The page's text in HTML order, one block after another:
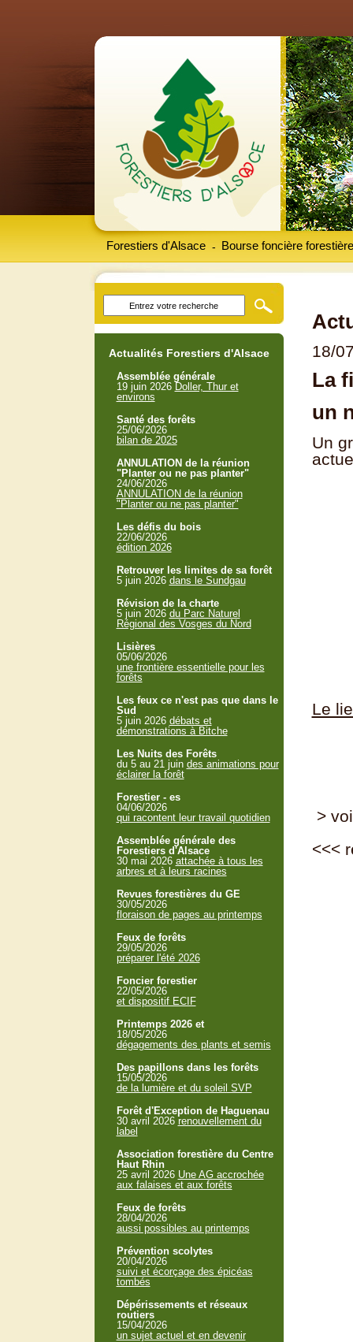
Forestiers d'Alsace Bourse foncière forestière
-
18/
La
un
Un
Le
>
<<<
Actualités Forestiers d'Alsace
Assemblée générale
19 juin 2026 Doller, Thur et
environs
Santé des forêts
25/06/2026
bilan de 2025
ANNULATION de la réunion
"Planter ou ne pas planter"
24/06/2026
ANNULATION de la réunion
"Planter ou ne pas planter"
Les défis du bois
22/06/2026
édition 2026
Retrouver les limites de sa forêt
5 juin 2026 dans le Sundgau
Révision de la charte
5 juin 2026 du Parc Naturel
Régional des Vosges du Nord
Lisières
05/06/2026
une frontière essentielle pour les
forêts
Les feux ce n'est pas que dans le
Sud
5 juin 2026 débats et
démonstrations à Bitche
Les Nuits des Forêts
du 5 au 21 juin des animations pour
éclairer la forêt
Forestier - es
04/06/2026
qui racontent leur travail quotidien
Assemblée générale des
Forestiers d'Alsace
30 mai 2026 attachée à tous les
arbres et à leurs racines
Revues forestières du GE
30/05/2026
floraison de pages au printemps
Feux de forêts
29/05/2026
préparer l'été 2026
Foncier forestier
22/05/2026
et dispositif ECIF
Printemps 2026 et
18/05/2026
dégagements des plants et semis
Des papillons dans les forêts
15/05/2026
de la lumière et du soleil SVP
Forêt d'Exception de Haguenau
30 avril 2026 renouvellement du
label
Association forestière du Centre
Haut Rhin
25 avril 2026 Une AG accrochée
aux falaises et aux forêts
Feux de forêts
28/04/2026
aussi possibles au printemps
Prévention scolytes
20/04/2026
suivi et écorçage des épicéas
tombés
Dépérissements et réseaux
routiers
15/04/2026
un sujet actuel et en devenir